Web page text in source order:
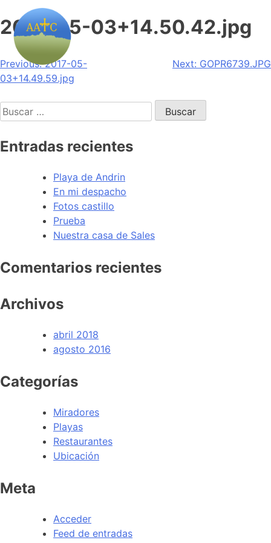
2017-05-03+14.50.42.jpg
Navegación
de
entradas
Previous: 2017-05-
03+14.49.59.jpg
Next: GOPR6739.JPG
Buscar:
Entradas recientes
Playa de Andrin
En mi despacho
Fotos castillo
Prueba
Nuestra casa de Sales
Comentarios recientes
Archivos
abril 2018
agosto 2016
Categorías
Miradores
Playas
Restaurantes
Ubicación
Meta
Acceder
Feed de entradas